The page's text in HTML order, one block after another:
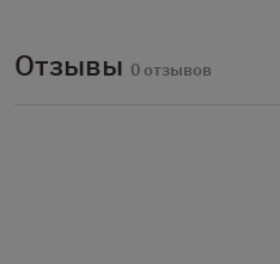
Отзывы 0 отзывов